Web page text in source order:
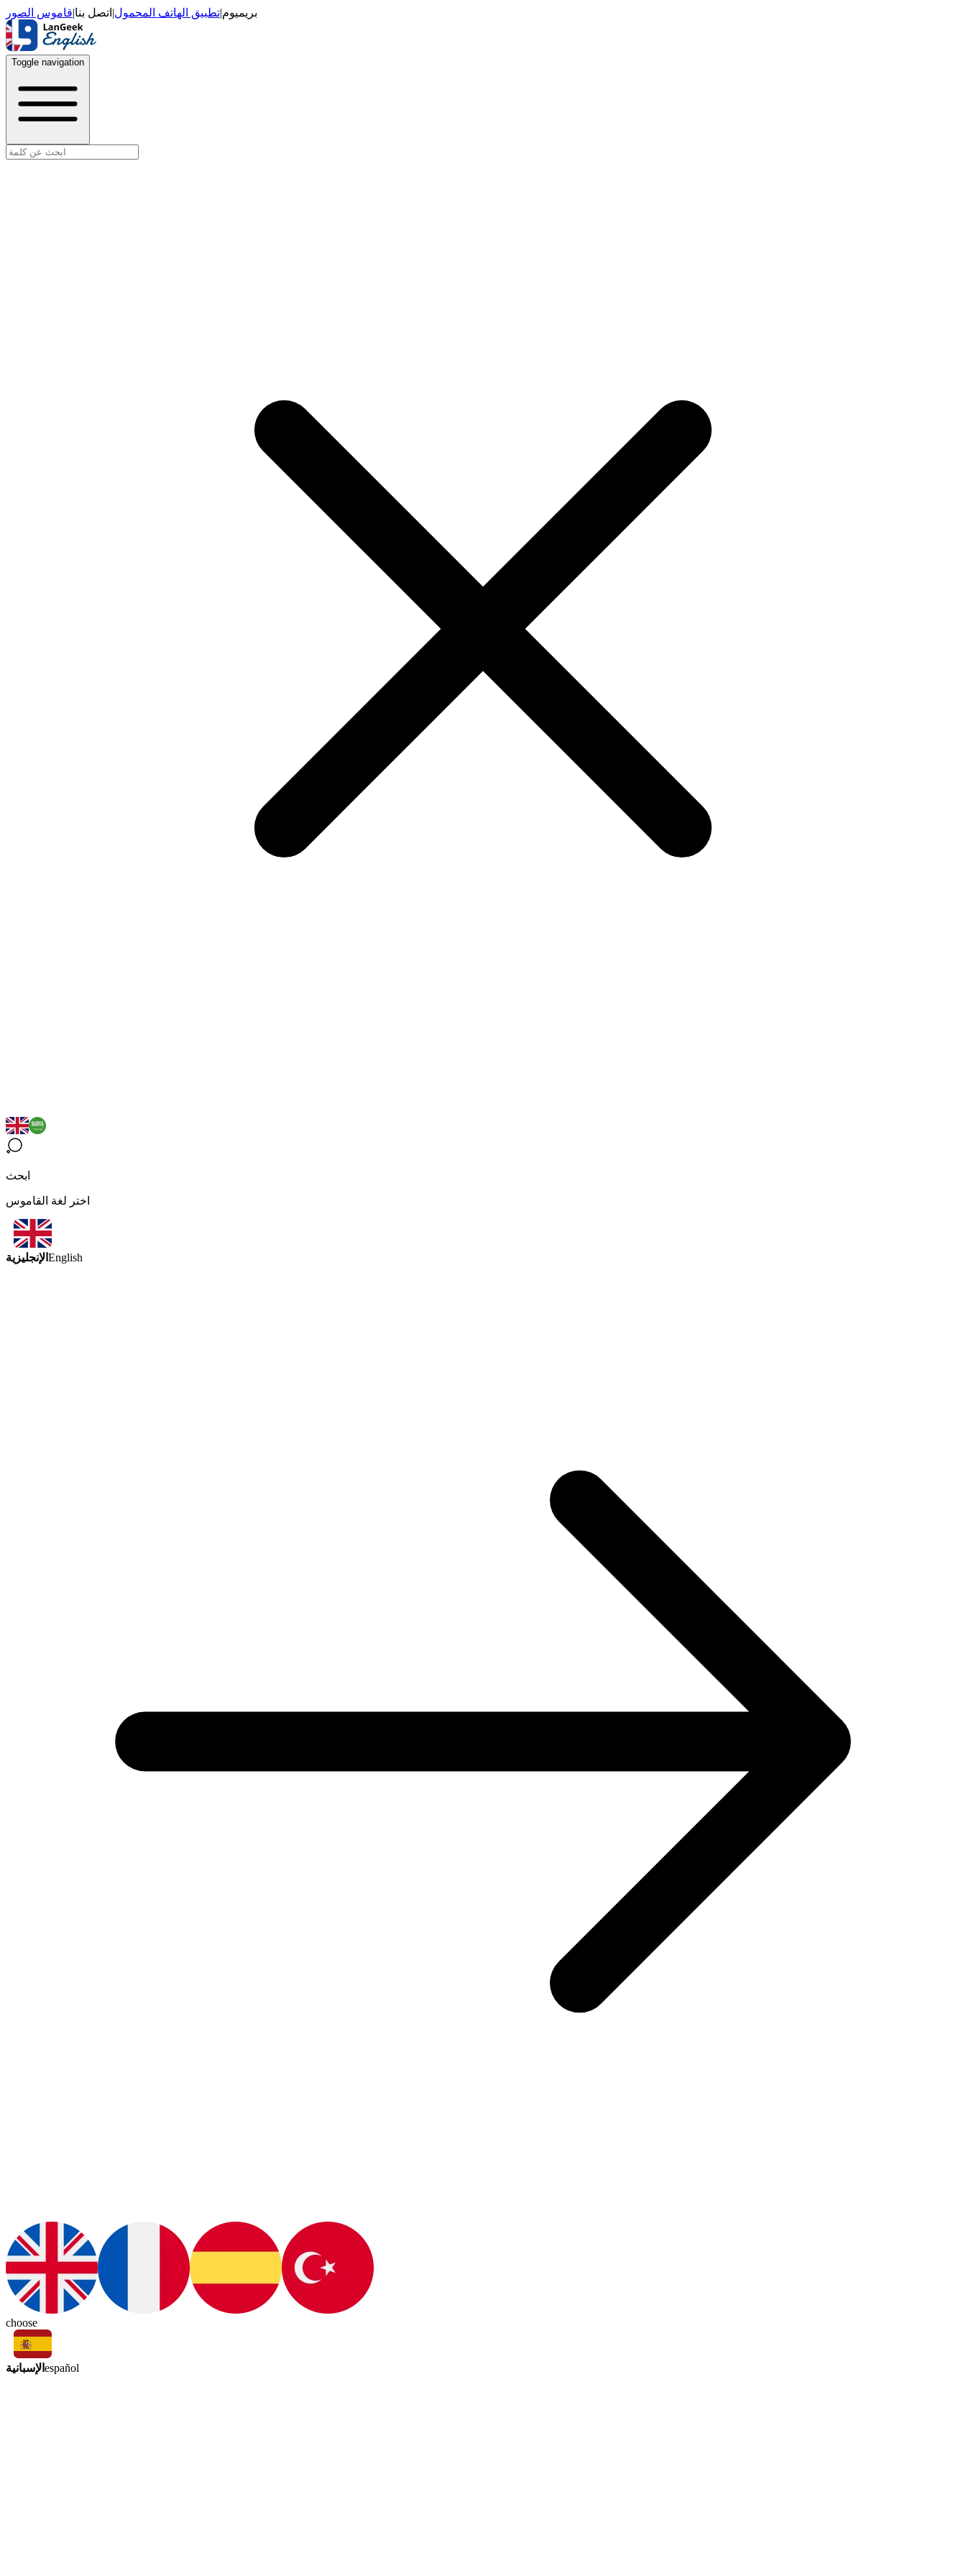
بريميوم|تطبيق الهاتف المحمول| اتصل بنا|قاموس الصور
Toggle navigation
ابحث
اختر لغة القاموس
الإنجليزية English
choose
الإسبانية español